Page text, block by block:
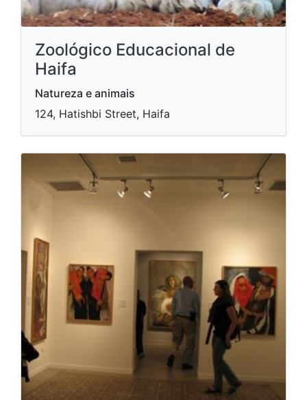
Zoológico Educacional de
Haifa
Natureza e animais
124, Hatishbi Street, Haifa